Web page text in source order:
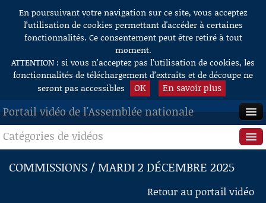
Aller au contenu
En poursuivant votre navigation sur ce site, vous acceptez
l’utilisation de cookies permettant d'accéder à certaines
fonctionnalités. Ce consentement peut être retiré à tout
moment.
ATTENTION : si vous n’acceptez pas l’utilisation de cookies, les
fonctionnalités de téléchargement d’extraits et de découpe ne
seront pas accessibles
OK En savoir plus
Portail vidéo de l'Assemblée nationale
ACCUEIL
EN DIRECT
Catégories de vidéos
Séance publique
Questions au Gouvernement
COMMISSIONS / MARDI 2 DÉCEMBRE 2025
Retour au portail vidéo